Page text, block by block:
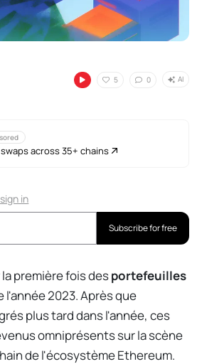
5 0 AI
across 35+ chains
sign in
Subscribe for free
première fois desportefeuilles
l'année 2023. Après que
plus tard dans l'année, ces
omniprésents sur la scène
de l'écosystème Ethereum.